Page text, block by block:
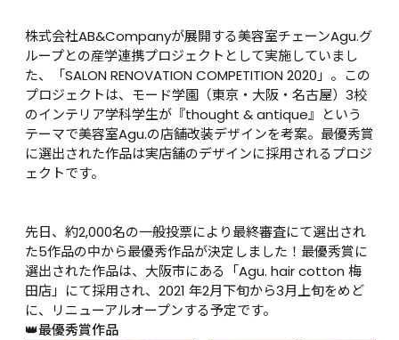
株式会社AB&Companyが展開する美容室チェーンAgu.グ
ループとの産学連携プロジェクトとして実施していまし
た、「SALON RENOVATION COMPETITION 2020」。この
プロジェクトは、モード学園（東京・大阪・名古屋）3校
のインテリア学科学生が『thought & antique』という
テーマで美容室Agu.の店舗改装デザインを考案。最優秀賞
に選出された作品は実店舗のデザインに採用されるプロジ
ェクトです。
先日、約2,000名の一般投票により最終審査にて選出され
た5作品の中から最優秀作品が決定しました！最優秀賞に
選出された作品は、大阪市にある「Agu. hair cotton 梅
田店」にて採用され、2021 年2月下旬から3月上旬をめど
に、リニューアルオープンする予定です。
👑最優秀賞作品